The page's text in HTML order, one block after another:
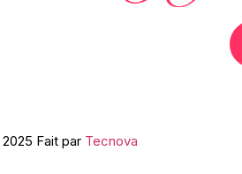
Fait par Tecnova